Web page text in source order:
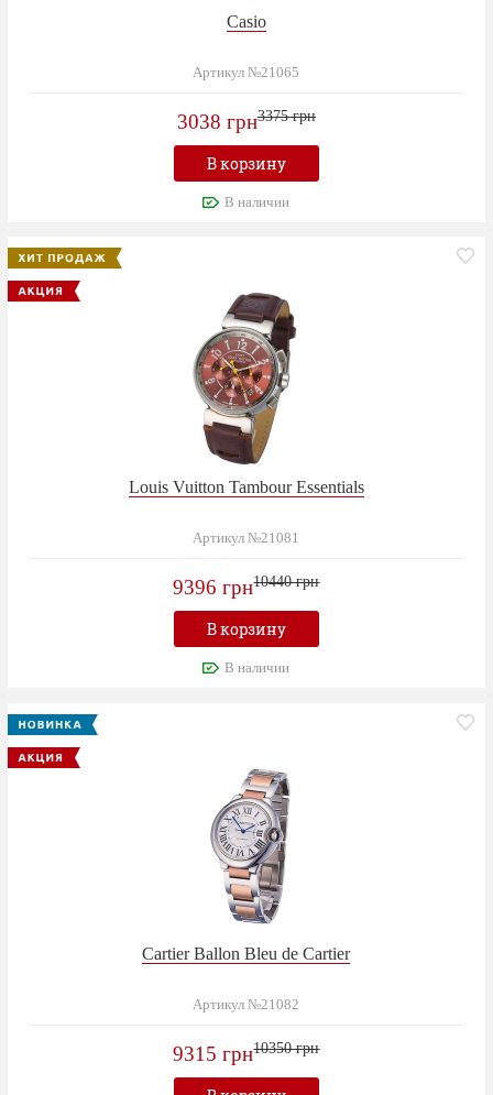
Casio
Артикул №21065
3038 грн3375 грн
В корзину
В наличии
Louis Vuitton Tambour Essentials
Артикул №21081
9396 грн10440 грн
В корзину
В наличии
Cartier Ballon Bleu de Cartier
Артикул №21082
9315 грн10350 грн